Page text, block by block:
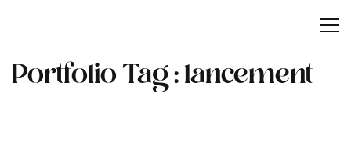
Portfolio Tag :lancement